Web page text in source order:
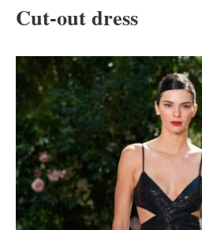
Cut-out dress